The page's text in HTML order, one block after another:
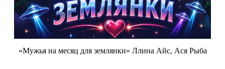
«Мужья на месяц для землянки» Ллина Айс, Ася Рыба